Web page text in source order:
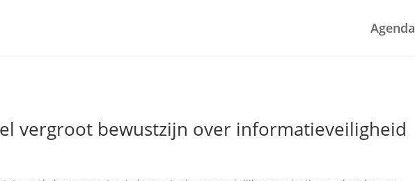
Agenda
vergroot bewustzijn over informatieveiligheid